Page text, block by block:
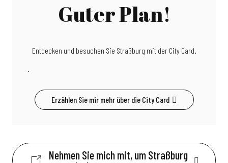
Guter Plan!
Entdecken und besuchen Sie Straßburg mit der City Card.
.
Erzählen Sie mir mehr über die City Card
Nehmen Sie mich mit, um Straßburg